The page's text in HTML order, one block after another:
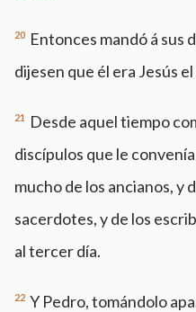
20 Entonces mandó á sus
dijesen que él era Jesús
21
Desde aquel tiempo
discípulos que le
mucho de los ancianos, y
sacerdotes, y de los
al tercer día.
22 Y Pedro, tomándolo